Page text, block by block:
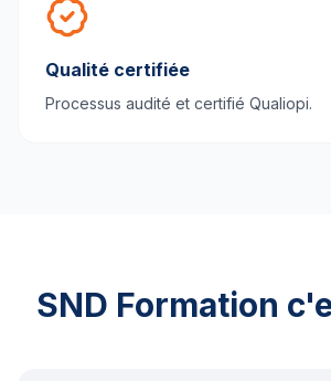
Qualité certifiée
Processus audité et certifié Qualiopi.
SND Formation